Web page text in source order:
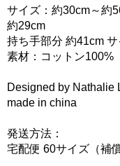
サイズ：約30cm～約
約29cm
持ち手部分 約41cm
素材：コットン100%
Designed by Nathalie
made in china
発送方法：
宅配便 60サイズ（補